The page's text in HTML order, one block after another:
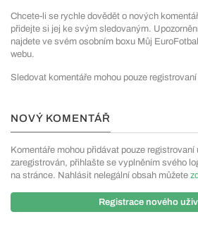
Chcete-li se rychle dovědět o nových
přidejte si jej ke svým sledovaným.
najdete ve svém osobním boxu Můj
webu.
Sledovat komentáře mohou pouze
NOVÝ KOMENTÁŘ
Komentáře mohou přidávat pouze
zaregistrován, přihlašte se vyplněním svého
na stránce. Nahlásit nelegální obsah můžete
Registrace nového